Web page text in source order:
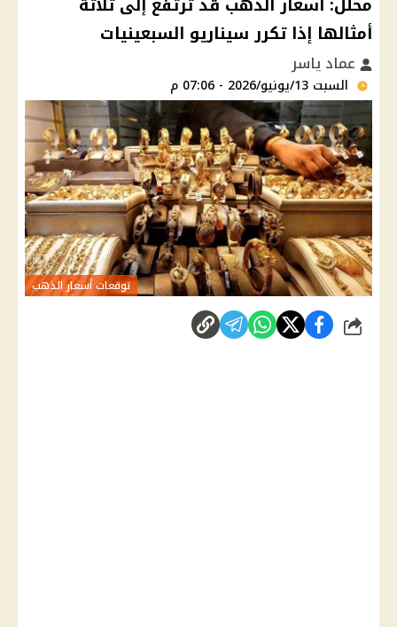
أمثالها إذا تكرر سيناريو السبعينيات
عماد ياسر
السبت 13/يونيو/2026 - 07:06 م
توقعات أسعار الذهب
شارك